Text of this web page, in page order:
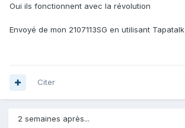
Oui ils fonctionnent avec la révolution
Envoyé de mon 2107113SG en utilisant Tapatalk
Citer
2 semaines après...